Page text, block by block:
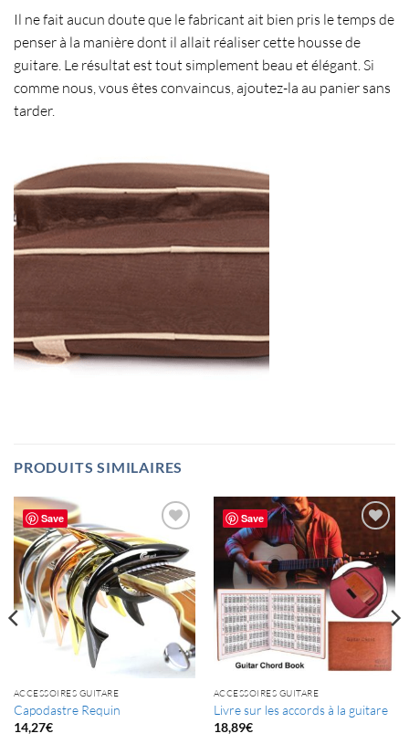
Il ne fait aucun doute que le fabricant ait bien pris le temps de
penser à la manière dont il allait réaliser cette housse de
guitare. Le résultat est tout simplement beau et élégant. Si
comme nous, vous êtes convaincus, ajoutez-la au panier sans
tarder.
PRODUITS SIMILAIRES
Save
ACCESSOIRES GUITARE
Capodastre Requin
14,27€
Save
ACCESSOIRES GUITARE
Livre sur les accords à la guitare
18,89€